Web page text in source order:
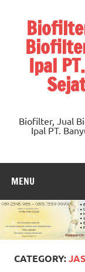
content
Ipal
Biofilter, Jual
Ipal PT.
MENU
CATEGORY: